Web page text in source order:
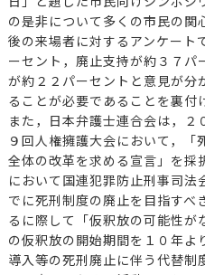
の是非について多くの市民の関
後の来場者に対するアンケート
ーセント，廃止支持が約３７パ
が約２２パーセントと意見が分
ることが必要であることを裏付
また，日本弁護士連合会は，２
９回人権擁護大会において，
全体の改革を求める宣言」を
において国連犯罪防止刑事司法
でに死刑制度の廃止を目指す
るに際して「仮釈放の可能性が
の仮釈放の開始期間を１０年よ
導入等の死刑廃止に伴う代替制